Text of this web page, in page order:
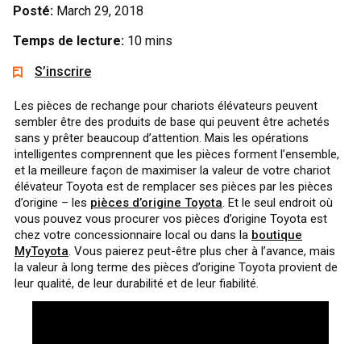
Posté: March 29, 2018
Temps de lecture: 10 mins
S’inscrire
Les pièces de rechange pour chariots élévateurs peuvent
sembler être des produits de base qui peuvent être achetés
sans y prêter beaucoup d’attention. Mais les opérations
intelligentes comprennent que les pièces forment l’ensemble,
et la meilleure façon de maximiser la valeur de votre chariot
élévateur Toyota est de remplacer ses pièces par les pièces
d’origine – les pièces d’origine Toyota. Et le seul endroit où
vous pouvez vous procurer vos pièces d’origine Toyota est
chez votre concessionnaire local ou dans la boutique
MyToyota. Vous paierez peut-être plus cher à l’avance, mais
la valeur à long terme des pièces d’origine Toyota provient de
leur qualité, de leur durabilité et de leur fiabilité.